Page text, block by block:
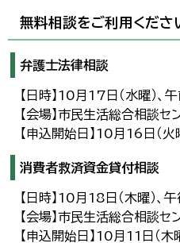
無料相談をご利用くださ
弁護士法律相談
【日時】10月17日（水曜）
【会場】市民生活総合相談セ
【申込開始日】10月16日（火
消費者救済資金貸付相談
【日時】10月18日（木曜）、
【会場】市民生活総合相談セ
【申込開始日】10月11日（木